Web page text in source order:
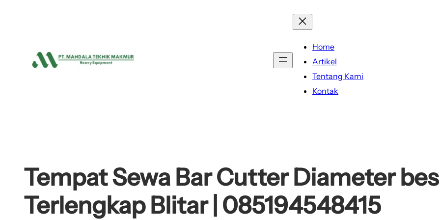
Home
Artikel
Tentang Kami
Kontak
Tempat Sewa Bar Cutter Diameter
Terlengkap Blitar | 085194548415